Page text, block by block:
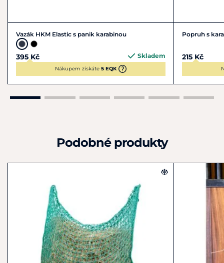
Vazák HKM Elastic s panik karabinou
395 Kč Skladem
Nákupem získáte 5 EQK
Popruh s
215 Kč
Podobné produkty